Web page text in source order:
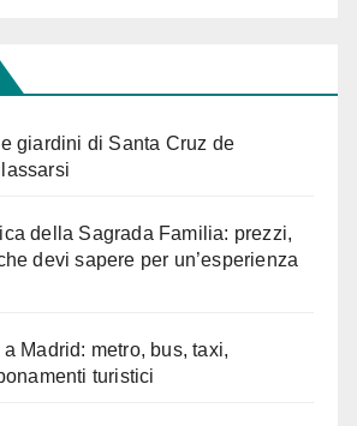
e giardini di Santa Cruz de
della Sagrada Familia: prezzi,
devi sapere per un’esperienza
Madrid: metro, bus, taxi,
turistici